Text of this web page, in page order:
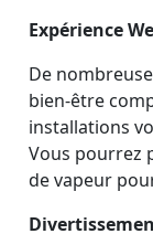
Expérience
De
bien-être
installations
Vous pourrez
de vapeur